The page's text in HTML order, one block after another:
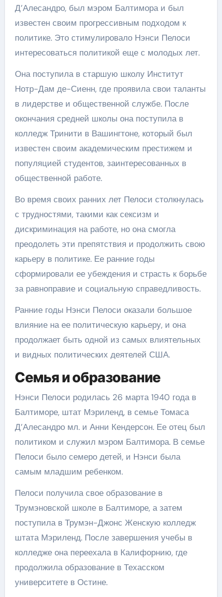
Д’Алесандро, был мэром Балтимора и был
известен своим прогрессивным подходом к
политике. Это стимулировало Нэнси Пелоси
интересоваться политикой еще с молодых лет.
Она поступила в старшую школу Институт
Нотр-Дам де-Сиенн, где проявила свои таланты
в лидерстве и общественной службе. После
окончания средней школы она поступила в
колледж Тринити в Вашингтоне, который был
известен своим академическим престижем и
популяцией студентов, заинтересованных в
общественной работе.
Во время своих ранних лет Пелоси столкнулась
с трудностями, такими как сексизм и
дискриминация на работе, но она смогла
преодолеть эти препятствия и продолжить свою
карьеру в политике. Ее ранние годы
сформировали ее убеждения и страсть к борьбе
за равноправие и социальную справедливость.
Ранние годы Нэнси Пелоси оказали большое
влияние на ее политическую карьеру, и она
продолжает быть одной из самых влиятельных
и видных политических деятелей США.
Семья и образование
Нэнси Пелоси родилась 26 марта 1940 года в
Балтиморе, штат Мэриленд, в семье Томаса
Д’Алесандро мл. и Анни Кендерсон. Ее отец был
политиком и служил мэром Балтимора. В семье
Пелоси было семеро детей, и Нэнси была
самым младшим ребенком.
Пелоси получила свое образование в
Трумэновской школе в Балтиморе, а затем
поступила в Трумэн-Джонс Женскую колледж
штата Мэриленд. После завершения учебы в
колледже она переехала в Калифорнию, где
продолжила образование в Техасском
университете в Остине.